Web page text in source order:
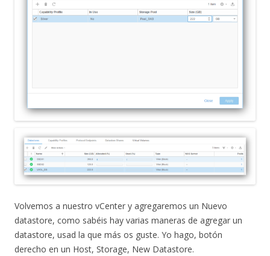
Volvemos a nuestro vCenter y agregaremos un Nuevo
datastore, como sabéis hay varias maneras de agregar un
datastore, usad la que más os guste. Yo hago, botón
derecho en un Host, Storage, New Datastore.